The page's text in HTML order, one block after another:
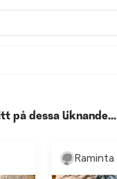
på dessa liknande...
Raminta